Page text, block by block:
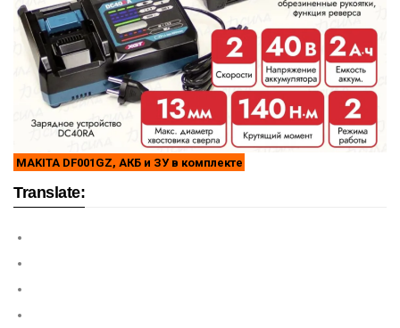
MAKITA DF001GZ, АКБ и ЗУ в комплекте
Translate: